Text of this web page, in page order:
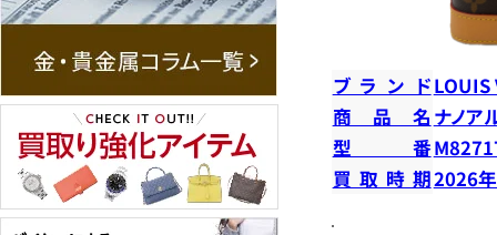
ブランドLOUIS
商品名 ナノア
型番
買取時期2026